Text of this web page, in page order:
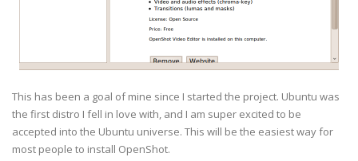
This has been a goal of mine since I started the project. Ubuntu was
the first distro I fell in love with, and I am super excited to be
accepted into the Ubuntu universe. This will be the easiest way for
most people to install OpenShot.